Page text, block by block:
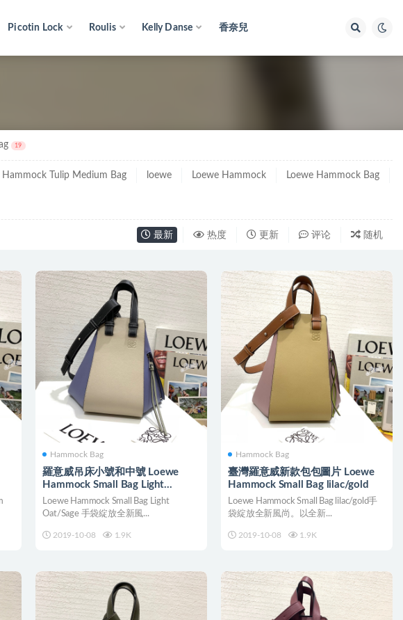
Picotin Lock Roulis Kelly Danse 香奈兒
19
Hammock Tulip Medium Bag loewe Loewe Hammock Loewe Hammock Bag
最新 热度 更新 评论 随机
Hammock Bag
羅意威吊床小號和中號 Loewe
Hammock Small Bag Light
Oat/Sage
Loewe Hammock Small Bag Light
Oat/Sage 手袋綻放全新風...
2019-10-08 1.9K
Hammock Bag
臺灣羅意威新款包包圖片 Loewe
Hammock Small Bag lilac/gold
Loewe Hammock Small Bag lilac/gold手
袋綻放全新風尚。以全新...
2019-10-08 1.9K